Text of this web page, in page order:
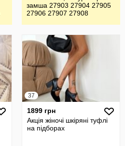
замша 27903 27904 27905
27906 27907 27908
37
1899 грн
Акція жіночі шкіряні туфлі
на підборах